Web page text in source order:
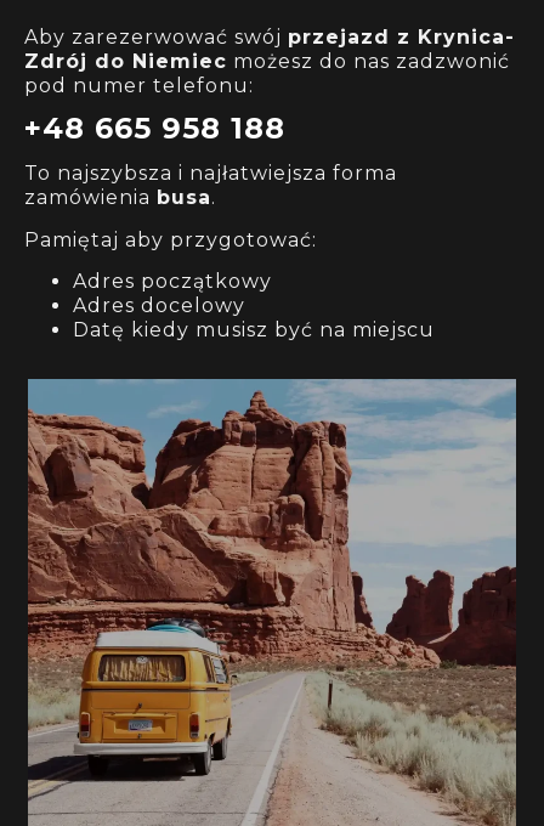
Aby zarezerwować swój przejazd z Krynica-
Zdrój do Niemiec możesz do nas zadzwonić
pod numer telefonu:
+48 665 958 188
To najszybsza i najłatwiejsza forma
zamówienia busa.
Pamiętaj aby przygotować:
Adres początkowy
Adres docelowy
Datę kiedy musisz być na miejscu